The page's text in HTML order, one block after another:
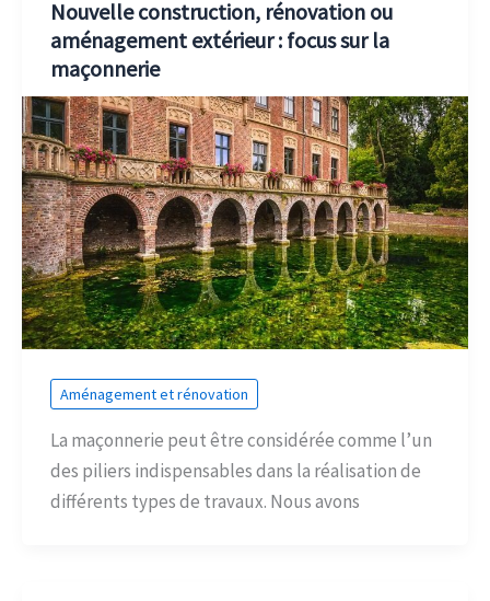
Nouvelle construction, rénovation ou
aménagement extérieur : focus sur la
maçonnerie
Aménagement et rénovation
La maçonnerie peut être considérée comme l’un
des piliers indispensables dans la réalisation de
différents types de travaux. Nous avons